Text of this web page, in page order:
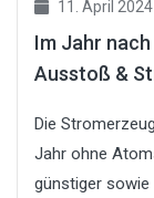
11. April 2024
Im Jahr
Ausstoß &
Die
Jahr ohne
günstiger